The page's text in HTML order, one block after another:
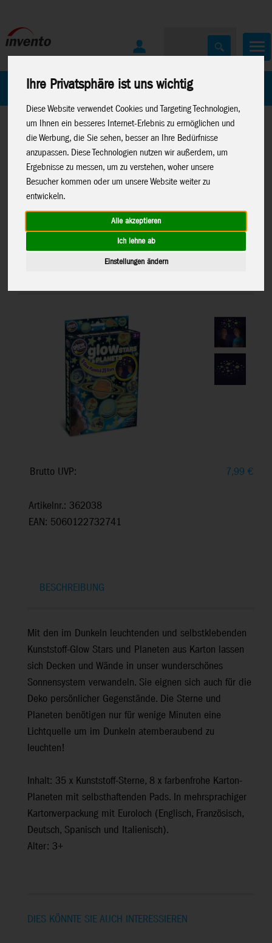
Ihre Privatsphäre ist uns wichtig
Diese Website verwendet Cookies und Targeting Technologien,
um Ihnen ein besseres Internet-Erlebnis zu ermöglichen und
die Werbung, die Sie sehen, besser an Ihre Bedürfnisse
anzupassen. Diese Technologien nutzen wir außerdem, um
Ergebnisse zu messen, um zu verstehen, woher unsere
Besucher kommen oder um unsere Website weiter zu
entwickeln.
Alle akzeptieren
Ich lehne ab
Einstellungen ändern
Home Marken
Spielwaren
Glow Stars and Planets,
3+
Brutto UVP: 7,99 €
Artikelnr.: 362038
EAN: 5060122732741
BESCHREIBUNG
Mit den im Dunkeln leuchtenden und selbstklebenden
Kunststoff-Glow Stars und Planeten aus Karton lassen
sich Decken und Wände in unser wunderschönes
Sonnensystem verwandeln. Sie eignen sich auch für die
Deko persönlicher Gegenstände. Die Sterne und
Planeten benötigen nur für wenige Minuten eine
Lichtquelle um im Dunkeln atemberaubend zu
leuchten!
Inhalt: 35 x Kunststoff-Sterne, 8 x farbenfrohe Karton-
Planeten mit selbsthaftenden Pads. In mehrsprachiger
Kartonverpackung mit Euroloch (Englisch, Französisch,
Deutsch, Spanisch und Italienisch).
Alter: 3+
DIES KÖNNTE SIE AUCH INTERESSIEREN